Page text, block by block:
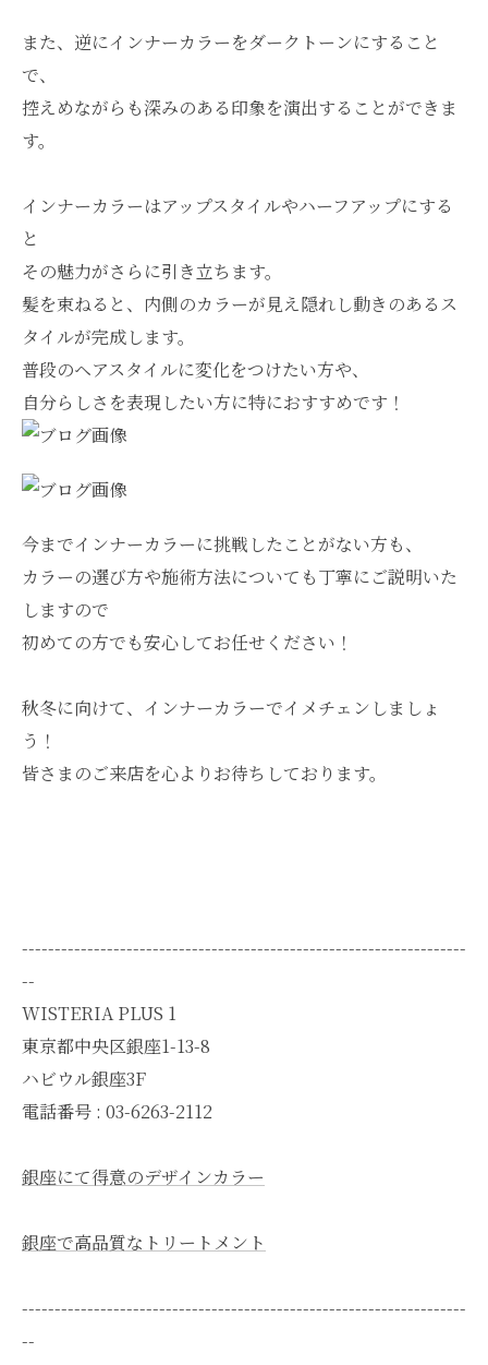
また、逆にインナーカラーをダークトーンにすること
で、
控えめながらも深みのある印象を演出することができま
す。
インナーカラーはアップスタイルやハーフアップにする
と
その魅力がさらに引き立ちます。
髪を束ねると、内側のカラーが見え隠れし動きのあるス
タイルが完成します。
普段のヘアスタイルに変化をつけたい方や、
自分らしさを表現したい方に特におすすめです！
今までインナーカラーに挑戦したことがない方も、
カラーの選び方や施術方法についても丁寧にご説明いた
しますので
初めての方でも安心してお任せください！
秋冬に向けて、インナーカラーでイメチェンしましょ
う！
皆さまのご来店を心よりお待ちしております。
--------------------------------------------------------------------
--
WISTERIA PLUS 1
東京都中央区銀座1-13-8
ハビウル銀座3F
電話番号 : 03-6263-2112
銀座にて得意のデザインカラー
銀座で高品質なトリートメント
--------------------------------------------------------------------
--